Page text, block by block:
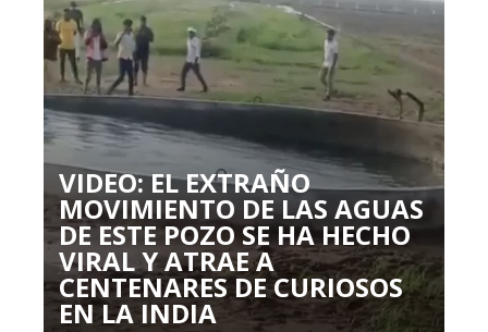
VIDEO: EL EXTRAÑO
MOVIMIENTO DE LAS AGUAS
DE ESTE POZO SE HA HECHO
VIRAL Y ATRAE A
CENTENARES DE CURIOSOS
EN LA INDIA